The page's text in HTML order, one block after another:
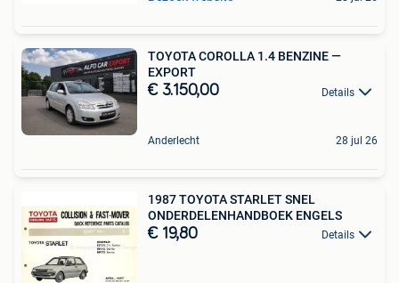
TOYOTA COROLLA 1.4 BENZINE —
EXPORT
€ 3.150,00 Details
Anderlecht 28 jul 26
1987 TOYOTA STARLET SNEL
ONDERDELENHANDBOEK ENGELS
€ 19,80 Details